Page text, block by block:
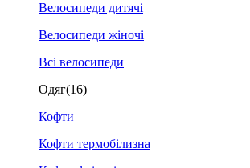
Велосипеди дитячі
Велосипеди жіночі
Всі велосипеди
Одяг(16)
Кофти
Кофти термобілизна